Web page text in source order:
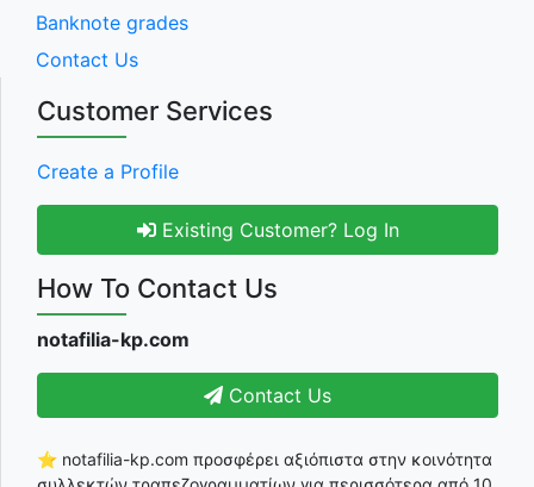
Banknote grades
Contact Us
Customer Services
Create a Profile
Existing Customer? Log In
How To Contact Us
notafilia-kp.com
Contact Us
⭐ notafilia-kp.com προσφέρει αξιόπιστα στην κοινότητα